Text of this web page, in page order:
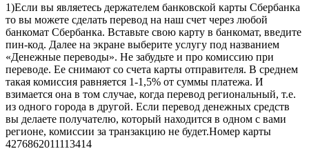
1)Если вы являетесь держателем банковской карты Сбербанка
то вы можете сделать перевод на наш счет через любой
банкомат Сбербанка. Вставьте свою карту в банкомат, введите
пин-код. Далее на экране выберите услугу под названием
«Денежные переводы». Не забудьте и про комиссию при
переводе. Ее снимают со счета карты отправителя. В среднем
такая комиссия равняется 1-1,5% от суммы платежа. И
взимается она в том случае, когда перевод региональный, т.е.
из одного города в другой. Если перевод денежных средств
вы делаете получателю, который находится в одном с вами
регионе, комиссии за транзакцию не будет.Номер карты
4276862011113414